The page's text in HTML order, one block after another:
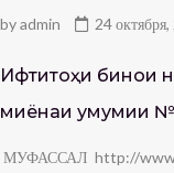
byadmin 24
Ифтитоҳи бинои
миёнаи умумии
МУФАССАЛ http://